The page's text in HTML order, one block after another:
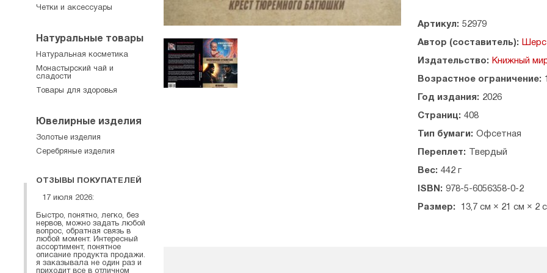
осознанием миссии,
темы милосердия, покаяния,
Артикул: 52979
Автор (составитель):
Издательство: Книжный
Возрастное ограничение:
Год издания: 2026
Страниц: 408
Тип бумаги: Офсетная
Переплет: Твердый
Вес: 442 г
ISBN: 978-5-6056358-0-2
Размер: 13,7 см × 21 см × 2
Четки и аксессуары
Натуральные товары
Натуральная косметика
Монастырский чай и
сладости
Товары для здоровья
Ювелирные изделия
Золотые изделия
Серебряные изделия
ОТЗЫВЫ ПОКУПАТЕЛЕЙ
17 июля 2026:
Быстро, понятно, легко, без
нервов, можно задать любой
вопрос, обратная связь в
любой момент. Интересный
ассортимент, понятное
описание продукта продажи.
я заказывала не один раз и
приходит все в отличном